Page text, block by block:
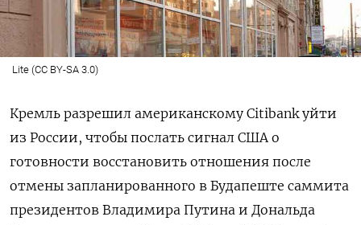
Lite (CC BY-SA 3.0)
Кремль разрешил американскому Citibank уйти
из России, чтобы послать сигнал США о
готовности восстановить отношения после
отмены запланированного в Будапеште саммита
президентов Владимира Путина и Дональда